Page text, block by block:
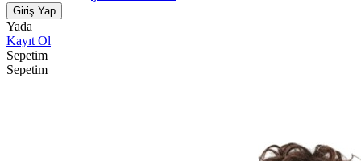
Giriş Yap
Yada
Kayıt Ol
Sepetim
Sepetim